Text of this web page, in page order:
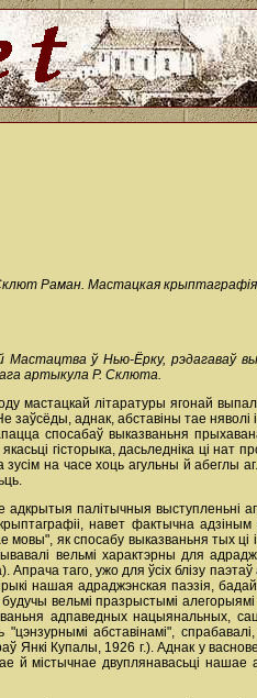
Раман. Мастацкая
ў Нью-Ёрку, рэдагаваў
артыкула Р. Склюта.
мастацкай літаратуры ягонай
аднак, абставіны тае няволі i
спосабаў выказваньня
гісторыка, дасьледніка ці нат
на часе хоць агульны й абеглы
палітычныя выступленьні
навет фактычна
мовы", як спосабу выказваньня тых
вельмі характэрны для
таго, ужо для ўсіх блізу
нашая адраджэнская паэзія,
вельмі празрыстымі
адпаведных нацыянальных,
абставінамі",
Купалы, 1926 г.). Аднак у
містычнае двуплянавасьці нашае